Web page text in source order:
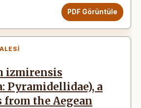
PDF Görüntüle
izmirensis
Pyramidellidae), a
from the Aegean